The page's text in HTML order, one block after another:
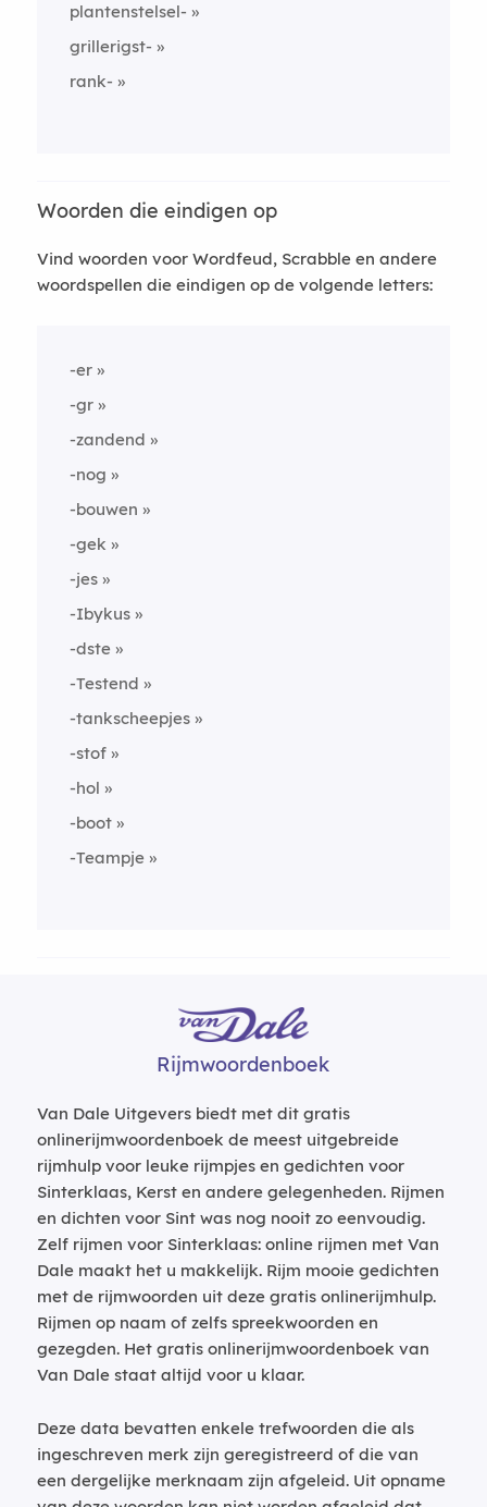
plantenstelsel-
grillerigst-
rank-
Woorden die eindigen op
Vind woorden voor Wordfeud, Scrabble en andere
woordspellen die eindigen op de volgende letters:
-er
-gr
-zandend
-nog
-bouwen
-gek
-jes
-Ibykus
-dste
-Testend
-tankscheepjes
-stof
-hol
-boot
-Teampje
Rijmwoordenboek
Van Dale Uitgevers biedt met dit gratis
onlinerijmwoordenboek de meest uitgebreide
rijmhulp voor leuke rijmpjes en gedichten voor
Sinterklaas, Kerst en andere gelegenheden. Rijmen
en dichten voor Sint was nog nooit zo eenvoudig.
Zelf rijmen voor Sinterklaas: online rijmen met Van
Dale maakt het u makkelijk. Rijm mooie gedichten
met de rijmwoorden uit deze gratis onlinerijmhulp.
Rijmen op naam of zelfs spreekwoorden en
gezegden. Het gratis onlinerijmwoordenboek van
Van Dale staat altijd voor u klaar.
Deze data bevatten enkele trefwoorden die als
ingeschreven merk zijn geregistreerd of die van
een dergelijke merknaam zijn afgeleid. Uit opname